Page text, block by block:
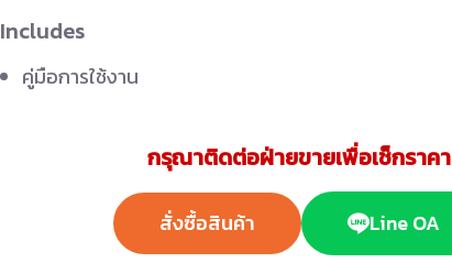
Includes
คู่มือการใช้งาน
กรุณาติดต่อฝ่ายขายเพื่อเช็กราคา
สั่งซื้อสินค้า Line OA